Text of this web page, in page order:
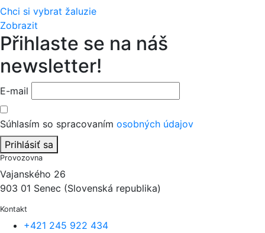
Chci si vybrat žaluzie
Zobrazit
Přihlaste se na náš
newsletter!
E-mail
Súhlasím so spracovaním osobných údajov
Prihlásiť sa
Provozovna
Vajanského 26
903 01 Senec (Slovenská republika)
Kontakt
+421 245 922 434